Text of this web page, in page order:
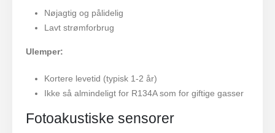
Nøjagtig og pålidelig
Lavt strømforbrug
Ulemper:
Kortere levetid (typisk 1-2 år)
Ikke så almindeligt for R134A som for giftige gasser
Fotoakustiske sensorer